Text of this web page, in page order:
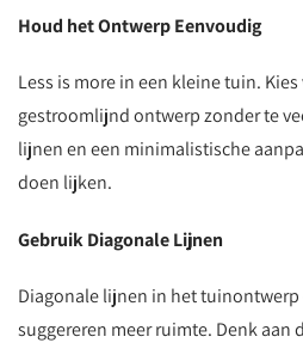
Houd het Ontwerp Eenvoudig
Less is more in een kleine tuin.
gestroomlijnd ontwerp zonder te
lijnen en een minimalistische
doen lijken.
Gebruik Diagonale Lijnen
Diagonale lijnen in het tuinontwerp
suggereren meer ruimte. Denk aan